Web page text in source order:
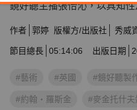
鏡好聽主播張怡沁，以具知
作者 郭婷 版權方/出版社 秀威
節目總長 05:14:06 出版日期
#藝術 #英國 #鏡好聽製
#約翰‧羅斯金 #麥金托什夫